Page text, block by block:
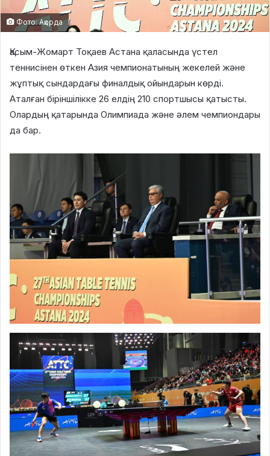
Фото: Ақорда
Қасым-Жомарт Тоқаев Астана қаласында үстел
теннисінен өткен Азия чемпионатының жекелей және
жұптық сындардағы финалдық ойындарын көрді.
Аталған біріншілікке 26 елдің 210 спортшысы қатысты.
Олардың қатарында Олимпиада және әлем чемпиондары
да бар.